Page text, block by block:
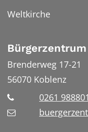
Weltkirche
Brenderweg 17-21
56070 Koblenz
0261